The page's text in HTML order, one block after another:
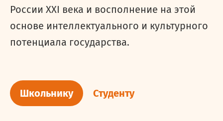
России ХХI века и восполнение на этой
основе интеллектуального и культурного
потенциала государства.
Школьнику Студенту